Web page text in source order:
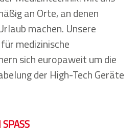
an Orte, an denen
machen. Unsere
medizinische
sich europaweit um die
der High-Tech Geräte